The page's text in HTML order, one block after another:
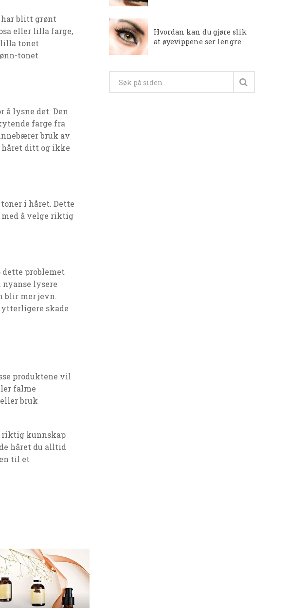
har blitt grønt
eller lilla farge,
lilla tonet
tonet
lysne det. Den
farge fra
bruk av
håret ditt og ikke
i håret. Dette
å velge riktig
dette problemet
nyanse lysere
blir mer jevn.
skade
produktene vil
falme
bruk
riktig kunnskap
håret du alltid
til et
Hvordan kan du gjøre slik
at øyevippene ser lengre